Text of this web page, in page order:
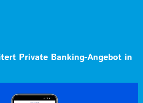
Private Banking-Angebot in